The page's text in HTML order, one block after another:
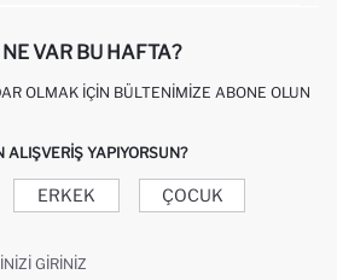
VAR BU HAFTA?
OLMAK İÇIN BÜLTENIMIZE ABONE OLUN
ALIŞVERIŞ YAPIYORSUN?
ERKEK ÇOCUK
GIRINIZ